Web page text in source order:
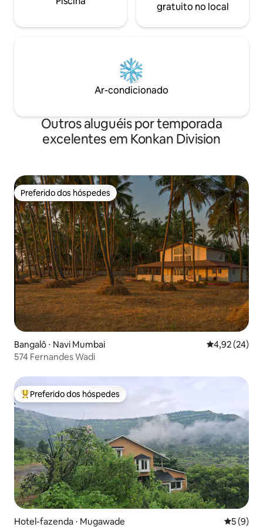
gratuito no local
Ar-condicionado
Outros aluguéis por temporada
excelentes em Konkan Division
Preferido dos hóspedes
Preferido dos hóspedes
Bangalô ⋅ Navi Mumbai 4,92 de uma
4,92 (24)
574 Fernandes Wadi
Entre os melhores preferidos dos hóspedes
Preferido dos hóspedes
Hotel-fazenda ⋅ Mugawade 5 de
5 (9)